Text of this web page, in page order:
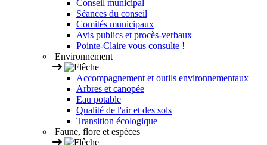
Conseil municipal
Séances du conseil
Comités municipaux
Avis publics et procès-verbaux
Pointe-Claire vous consulte !
Environnement
Accompagnement et outils environnementaux
Arbres et canopée
Eau potable
Qualité de l'air et des sols
Transition écologique
Faune, flore et espèces